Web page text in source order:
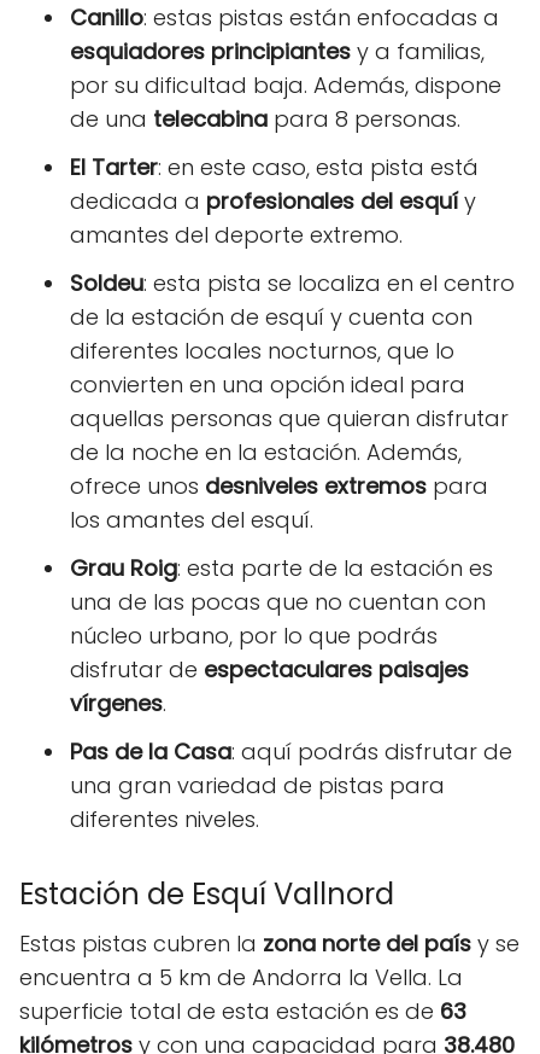
Canillo: estas pistas están enfocadas a
esquiadores principiantes y a familias,
por su dificultad baja. Además, dispone
de una telecabina para 8 personas.
El Tarter: en este caso, esta pista está
dedicada a profesionales del esquíy
amantes del deporte extremo.
Soldeu: esta pista se localiza en el centro
de la estación de esquí y cuenta con
diferentes locales nocturnos, que lo
convierten en una opción ideal para
aquellas personas que quieran disfrutar
de la noche en la estación. Además,
ofrece unos desniveles extremos para
los amantes del esquí.
Grau Roig: esta parte de la estación es
una de las pocas que no cuentan con
núcleo urbano, por lo que podrás
disfrutar de espectaculares paisajes
vírgenes.
Pas de la Casa: aquí podrás disfrutar de
una gran variedad de pistas para
diferentes niveles.
Estación de Esquí Vallnord
Estas pistas cubren la zona norte del país y se
encuentra a 5 km de Andorra la Vella. La
superficie total de esta estación es de 63
kilómetros y con una capacidad para 38.480